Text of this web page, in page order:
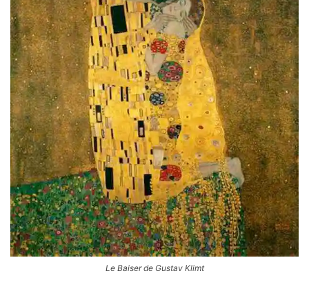
Le Baiser de Gustav Klimt